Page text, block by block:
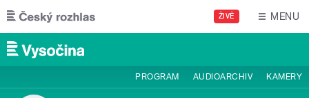
Přejít k hlavnímu obsahu
ŽIVĚ MENU
PROGRAM AUDIOARCHIV KAMERY